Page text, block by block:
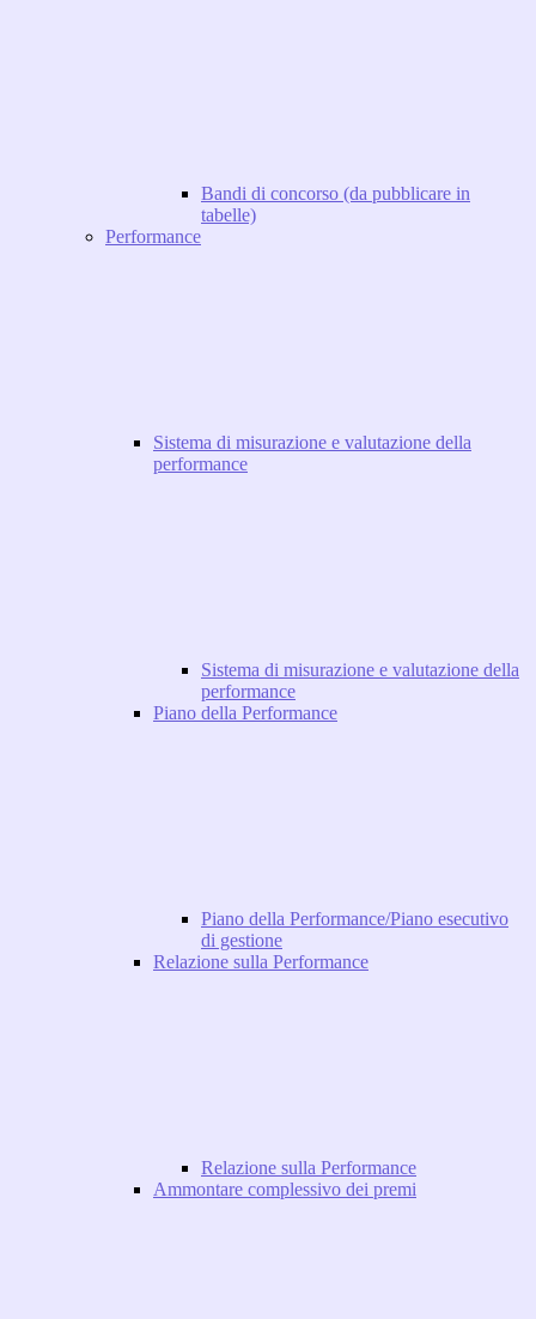
Bandi di concorso (da pubblicare in
tabelle)
Performance
Sistema di misurazione e valutazione della
performance
Sistema di misurazione e valutazione della
performance
Piano della Performance
Piano della Performance/Piano esecutivo
di gestione
Relazione sulla Performance
Relazione sulla Performance
Ammontare complessivo dei premi